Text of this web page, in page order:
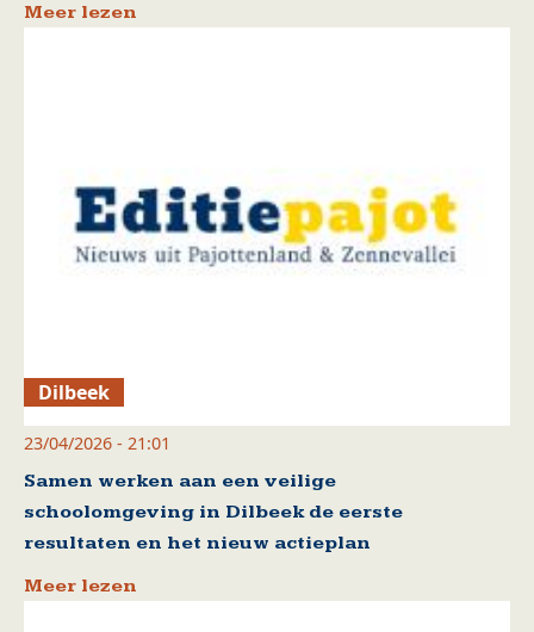
Meer lezen
Dilbeek
23/04/2026 - 21:01
Samen werken aan een veilige
schoolomgeving in Dilbeek de eerste
resultaten en het nieuw actieplan
Meer lezen